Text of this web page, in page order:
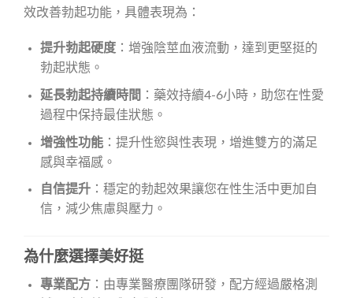
效改善勃起功能，具體表現為：
提升勃起硬度：增強陰莖血液流動，達到更堅挺的
勃起狀態。
延長勃起持續時間 ：藥效持續4-6小時，助您在性愛
過程中保持最佳狀態。
增強性功能：提升性慾與性表現，增進雙方的滿足
感與幸福感。
自信提升：穩定的勃起效果讓您在性生活中更加自
信，減少焦慮與壓力。
為什麼選擇美好挺
專業配方：由專業醫療團隊研發，配方經過嚴格測